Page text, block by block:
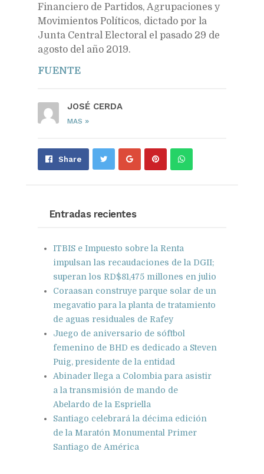
Financiero de Partidos, Agrupaciones y
Movimientos Políticos, dictado por la
Junta Central Electoral el pasado 29 de
agosto del año 2019.
FUENTE
JOSÉ CERDA
MAS »
Share Share Pin Send
Entradas recientes
ITBIS e Impuesto sobre la Renta
impulsan las recaudaciones de la DGII;
superan los RD$81,475 millones en julio
Coraasan construye parque solar de un
megavatio para la planta de tratamiento
de aguas residuales de Rafey
Juego de aniversario de sóftbol
femenino de BHD es dedicado a Steven
Puig, presidente de la entidad
Abinader llega a Colombia para asistir
a la transmisión de mando de
Abelardo de la Espriella
Santiago celebrará la décima edición
de la Maratón Monumental Primer
Santiago de América